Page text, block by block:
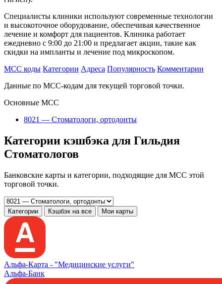
Специалисты клиники используют современные технологии
и высокоточное оборудование, обеспечивая качественное
лечение и комфорт для пациентов. Клиника работает
ежедневно с 9:00 до 21:00 и предлагает акции, такие как
скидки на импланты и лечение под микроскопом.
MCC коды Категории Адреса Популярность Комментарии
Данные по MCC-кодам для текущей торговой точки.
Основные MCC
8021 — Стоматологи, ортодонты
Категории кэшбэка для Гильдия
Стоматологов
Банковские карты и категории, подходящие для MCC этой
торговой точки.
Категории Кэшбэк на все Мои карты
Альфа‑Карта - "Медицинские услуги"
Альфа-Банк